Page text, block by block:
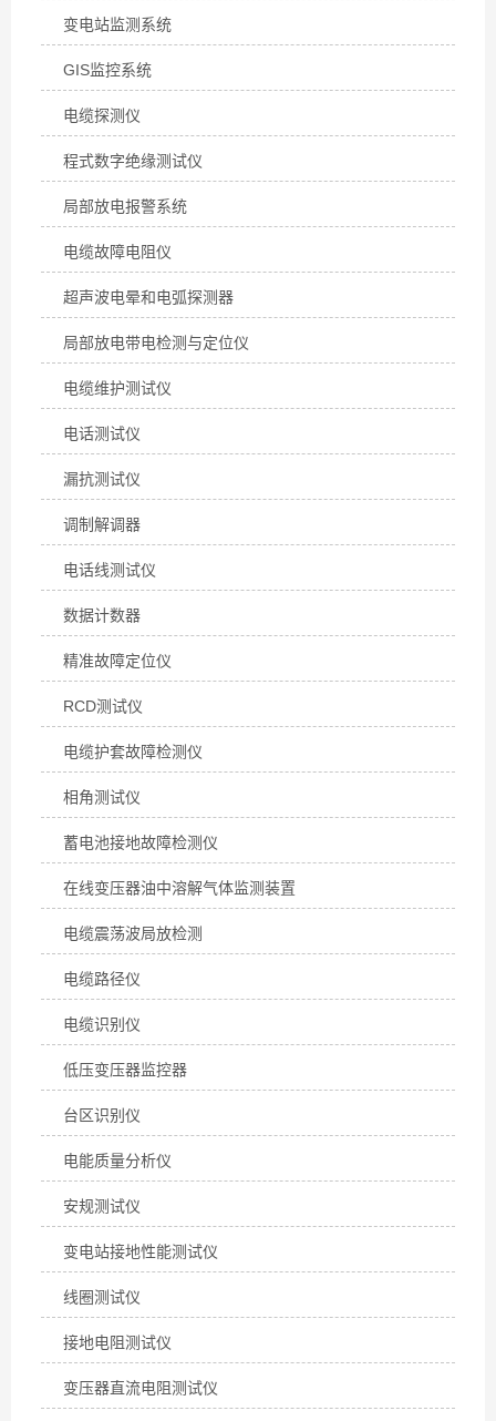
变电站监测系统
GIS监控系统
电缆探测仪
程式数字绝缘测试仪
局部放电报警系统
电缆故障电阻仪
超声波电晕和电弧探测器
局部放电带电检测与定位仪
电缆维护测试仪
电话测试仪
漏抗测试仪
调制解调器
电话线测试仪
数据计数器
精准故障定位仪
RCD测试仪
电缆护套故障检测仪
相角测试仪
蓄电池接地故障检测仪
在线变压器油中溶解气体监测装置
电缆震荡波局放检测
电缆路径仪
电缆识别仪
低压变压器监控器
台区识别仪
电能质量分析仪
安规测试仪
变电站接地性能测试仪
线圈测试仪
接地电阻测试仪
变压器直流电阻测试仪